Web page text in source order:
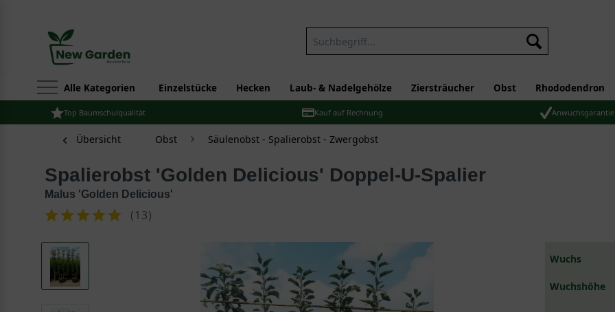
Alle Kategorien Einzelstücke Hecken Laub- & Nadelgehölze Ziersträucher Obst Rhododendron
Top Baumschulqualität Kauf auf Rechnung Anwuchsgarantie
Übersicht Obst Säulenobst - Spalierobst - Zwergobst
Spalierobst 'Golden Delicious' Doppel-U-Spalier
Malus 'Golden Delicious'
(13)
Wuchs
Wuchshöhe